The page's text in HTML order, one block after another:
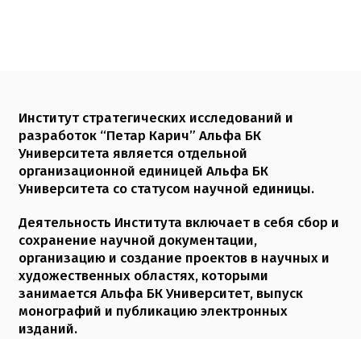
Институт стратегических исследований и
разработок “Петар Карич” Альфа БК
Университета является отдельной
организационной единицей Альфа БК
Университета со статусом научной единицы.
Деятельность Института включает в себя сбор и
сохранение научной документации,
организацию и создание проектов в научных и
художественных областях, которыми
занимается Альфа БК Университет, выпуск
монографий и публикацию электронных
изданий.